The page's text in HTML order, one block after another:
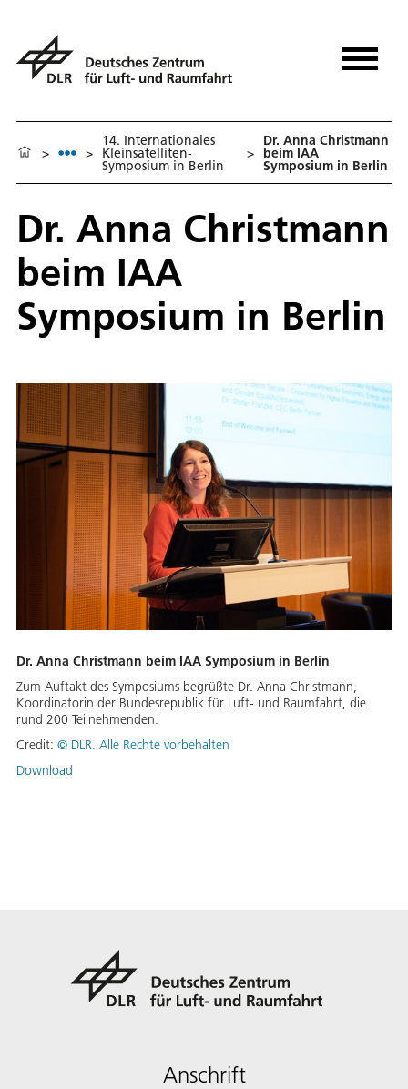
> >
14. Internationales
Kleinsatelliten-
Symposium in Berlin
>
Dr. Anna Christmann
beim IAA
Symposium in Berlin
Dr. Anna Christmann
beim IAA
Symposium in Berlin
Dr. Anna Christmann beim IAA Symposium in Berlin
Zum Auftakt des Symposiums begrüßte Dr. Anna Christmann,
Koordinatorin der Bundesrepublik für Luft- und Raumfahrt, die
rund 200 Teilnehmenden.
Credit: © DLR. Alle Rechte vorbehalten
Download
Anschrift